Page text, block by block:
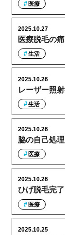
医療
医療脱毛の
2025.10.27
生活
レーザー照
2025.10.26
生活
脇の自己処
2025.10.26
医療
ひげ脱毛完
2025.10.26
医療
2025.10.25